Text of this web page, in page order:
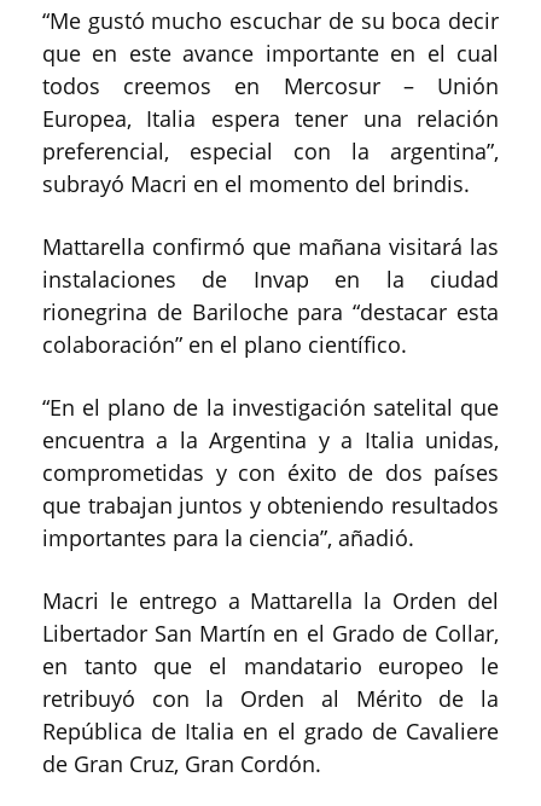
“Me gustó mucho escuchar de su boca decir
que en este avance importante en el cual
todos creemos en Mercosur – Unión
Europea, Italia espera tener una relación
preferencial, especial con la argentina”,
subrayó Macri en el momento del brindis.
Mattarella confirmó que mañana visitará las
instalaciones de Invap en la ciudad
rionegrina de Bariloche para “destacar esta
colaboración” en el plano científico.
“En el plano de la investigación satelital que
encuentra a la Argentina y a Italia unidas,
comprometidas y con éxito de dos países
que trabajan juntos y obteniendo resultados
importantes para la ciencia”, añadió.
Macri le entrego a Mattarella la Orden del
Libertador San Martín en el Grado de Collar,
en tanto que el mandatario europeo le
retribuyó con la Orden al Mérito de la
República de Italia en el grado de Cavaliere
de Gran Cruz, Gran Cordón.